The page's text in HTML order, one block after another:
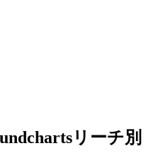
リーチ別